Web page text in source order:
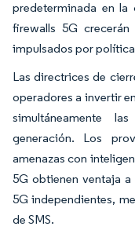
predeterminada en la
firewalls 5G
impulsados por
Las directrices de
operadores a invertir
simultáneamente
generación. Los
amenazas con
5G obtienen ventaja
5G independientes,
de SMS.